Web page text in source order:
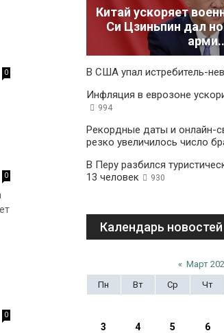
0
0
0
Китай ускоряет
Си Цзиньпин дал
В США упал истребитель-
Инфляция в еврозоне
994
Рекордные даты и онлайн-
резко увеличилось число
В Перу разбился
13 человек
930
Календарь новостей
« Март
Пн
Вт Ср Чт
3
4 5 6